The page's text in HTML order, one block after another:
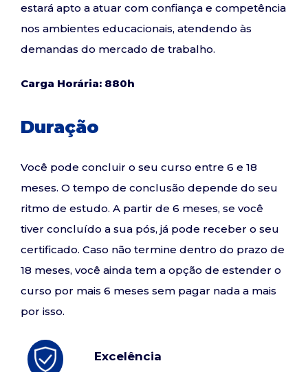
estará apto a atuar com confiança e competência
nos ambientes educacionais, atendendo às
demandas do mercado de trabalho.
Carga Horária: 880h
Duração
Você pode concluir o seu curso entre 6 e 18
meses. O tempo de conclusão depende do seu
ritmo de estudo. A partir de 6 meses, se você
tiver concluído a sua pós, já pode receber o seu
certificado. Caso não termine dentro do prazo de
18 meses, você ainda tem a opção de estender o
curso por mais 6 meses sem pagar nada a mais
por isso.
Excelência